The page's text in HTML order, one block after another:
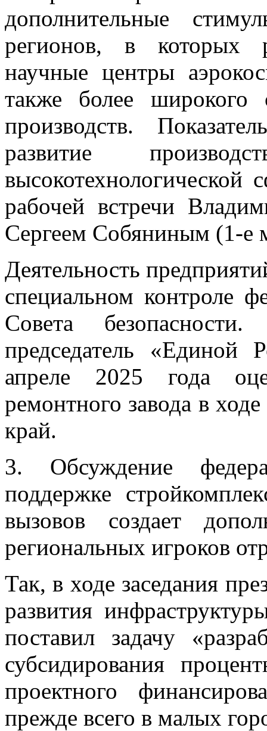
дополнительные
регионов, в которых
научные центры
также более широкого
производств.
развитие
высокотехнологической
рабочей встречи
Сергеем Собяниным (1-е
Деятельность
специальном контроле
Совета
председатель
апреле 2025 года
ремонтного завода в
край.
3. Обсуждение
поддержке
вызовов создает
региональных игроков
Так, в ходе заседания
развития
поставил задачу
субсидирования
проектного
прежде всего в малых